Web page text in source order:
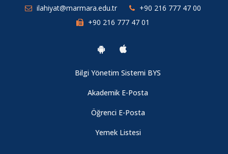
ilahiyat@marmara.edu.tr
+90 216 777 47 00
+90 216 777 47 01
Bilgi Yönetim Sistemi BYS
Akademik E-Posta
Öğrenci E-Posta
Yemek Listesi